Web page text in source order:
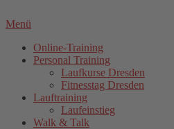
Menü
Online-Training
Personal Training
Laufkurse Dresden
Fitnesstag Dresden
Lauftraining
Laufeinstieg
Walk & Talk